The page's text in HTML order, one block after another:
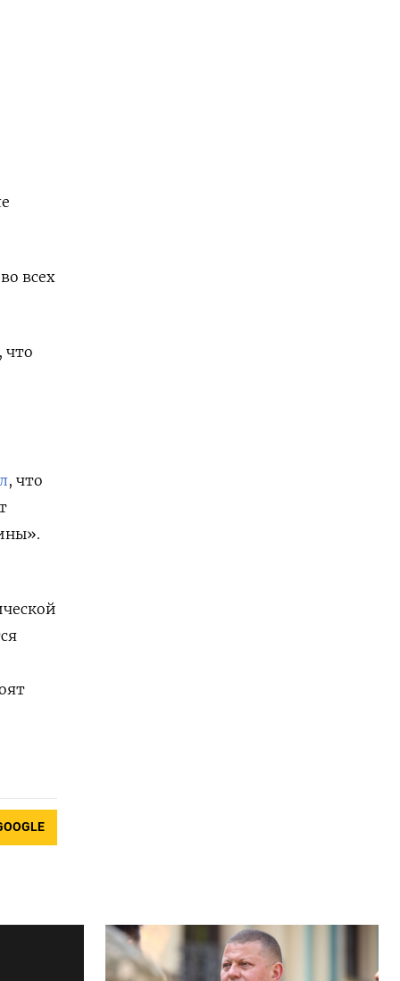
всех
что
, что